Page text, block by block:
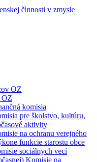
činnosti v zmysle
OZ
OZ
komisia
pre školstvo, kultúru,
aktivity
na ochranu verejného
funkcie starostu obce
sociálnych vecí
Komisie na